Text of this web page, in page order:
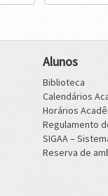
Alunos
Biblioteca
Calendários
Horários
Regulamento
SIGAA –
Reserva de